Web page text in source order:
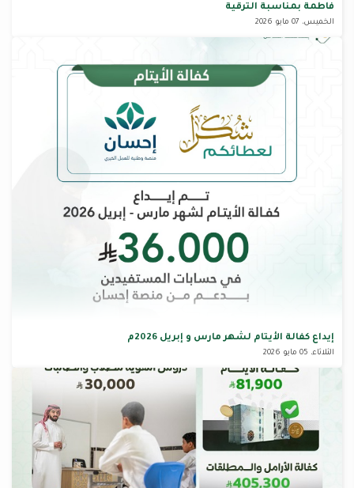
فاطمة بمناسبة الترقية
الخميس، 07 مايو 2026
إيداع كفالة الأيتام لشهر مارس و إبريل 2026م
الثلاثاء، 05 مايو 2026